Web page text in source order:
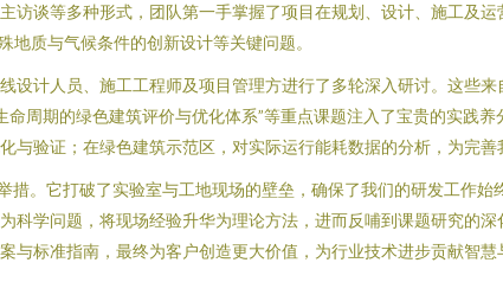
访谈等多种形式，团队第一手掌握了项目在规划、设计、施工及
质与气候条件的创新设计等关键问题。
设计人员、施工工程师及项目管理方进行了多轮深入研讨。这些
命周期的绿色建筑评价与优化体系”等重点课题注入了宝贵的实践
验证；在绿色建筑示范区，对实际运行能耗数据的分析，为完善
措。它打破了实验室与工地现场的壁垒，确保了我们的研发工作
科学问题，将现场经验升华为理论方法，进而反哺到课题研究的
标准指南，最终为客户创造更大价值，为行业技术进步贡献智慧